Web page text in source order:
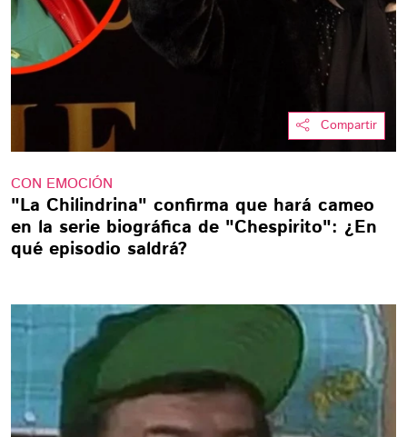
Compartir
CON EMOCIÓN
"La Chilindrina" confirma que hará cameo
en la serie biográfica de "Chespirito": ¿En
qué episodio saldrá?